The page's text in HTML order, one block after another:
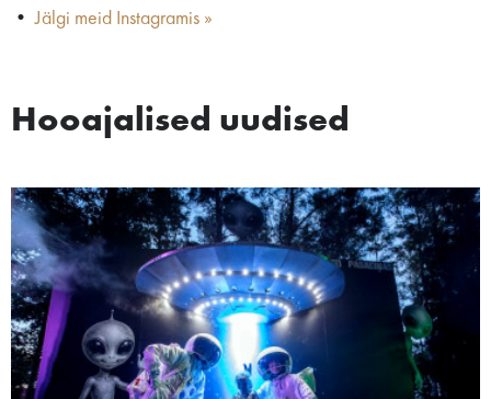
•Jälgi meid Instagramis »
Hooajalised uudised